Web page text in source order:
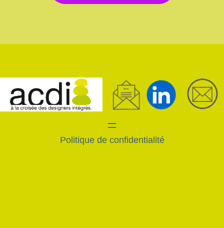
Politique de confidentialité